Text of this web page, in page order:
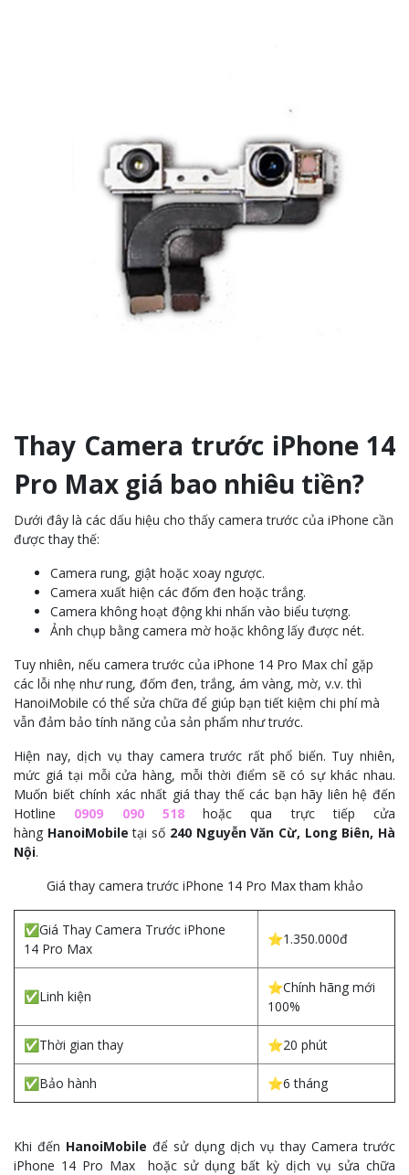
Thay Camera trước iPhone 14
Pro Max giá bao nhiêu tiền?
Dưới đây là các dấu hiệu cho thấy camera trước của iPhone cần
được thay thế:
Camera rung, giật hoặc xoay ngược.
Camera xuất hiện các đốm đen hoặc trắng.
Camera không hoạt động khi nhấn vào biểu tượng.
Ảnh chụp bằng camera mờ hoặc không lấy được nét.
Tuy nhiên, nếu camera trước của iPhone 14 Pro Max chỉ gặp
các lỗi nhẹ như rung, đốm đen, trắng, ám vàng, mờ, v.v. thì
HanoiMobile có thể sửa chữa để giúp bạn tiết kiệm chi phí mà
vẫn đảm bảo tính năng của sản phẩm như trước.
Hiện nay, dịch vụ thay camera trước rất phổ biến. Tuy nhiên,
mức giá tại mỗi cửa hàng, mỗi thời điểm sẽ có sự khác nhau.
Muốn biết chính xác nhất giá thay thế các bạn hãy liên hệ đến
Hotline 0909 090 518hoặc qua trực tiếp cửa
hàng HanoiMobile tại số 240 Nguyễn Văn Cừ, Long Biên, Hà
Nội.
Giá thay camera trước iPhone 14 Pro Max tham khảo
✅Giá Thay Camera Trước iPhone
14 Pro Max
⭐1.350.000đ
✅Linh kiện
⭐Chính hãng mới
100%
✅Thời gian thay ⭐20 phút
✅Bảo hành ⭐6 tháng
Khi đến HanoiMobile để sử dụng dịch vụ thay Camera trước
iPhone 14 Pro Max hoặc sử dụng bất kỳ dịch vụ sửa chữa